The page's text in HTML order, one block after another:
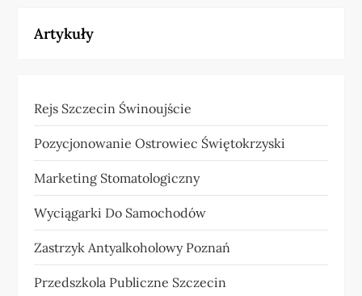
Artykuły
Rejs Szczecin Świnoujście
Pozycjonowanie Ostrowiec Świętokrzyski
Marketing Stomatologiczny
Wyciągarki Do Samochodów
Zastrzyk Antyalkoholowy Poznań
Przedszkola Publiczne Szczecin